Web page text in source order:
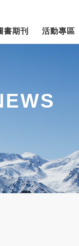
書期刊 活動專區